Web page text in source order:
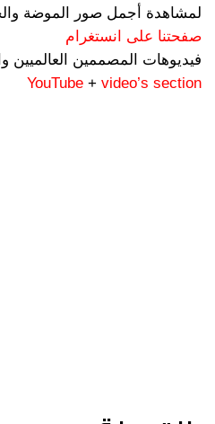
لمشاهدة أجمل صور الموضة
صفحتنا على انستغرام
فيديوهات المصممين العالميين
YouTube + video’s section